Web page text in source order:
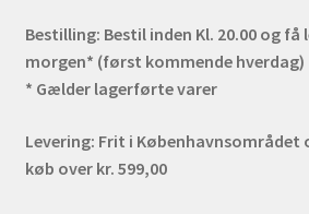
Bestilling: Bestil inden Kl. 20.00 og få
morgen* (først kommende hverdag)
* Gælder lagerførte varer
Levering: Frit i Københavnsområdet
køb over kr. 599,00